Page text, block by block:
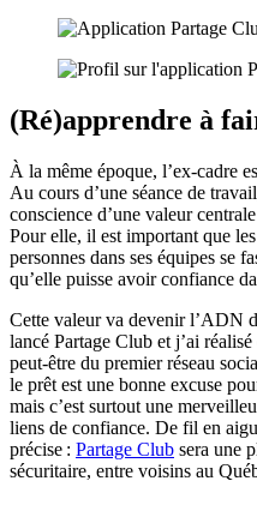
​(Ré)apprendre à
À la même époque, l’ex-cadre
Au cours d’une séance de
conscience d’une valeur
Pour elle, il est important que
personnes dans ses équipes se
qu’elle puisse avoir confiance
Cette valeur va devenir l’ADN
lancé Partage Club et j’ai
peut-être du premier réseau
le prêt est une bonne excuse
mais c’est surtout une
liens de confiance. De fil en
précise : Partage Club sera une
sécuritaire, entre voisins au